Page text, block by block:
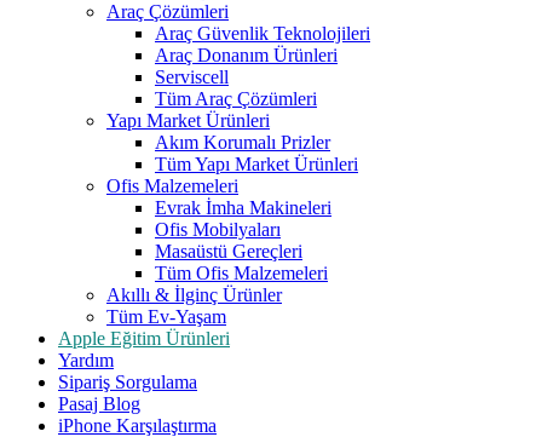
Araç Çözümleri
Araç Güvenlik Teknolojileri
Araç Donanım Ürünleri
Serviscell
Tüm Araç Çözümleri
Yapı Market Ürünleri
Akım Korumalı Prizler
Tüm Yapı Market Ürünleri
Ofis Malzemeleri
Evrak İmha Makineleri
Ofis Mobilyaları
Masaüstü Gereçleri
Tüm Ofis Malzemeleri
Akıllı & İlginç Ürünler
Tüm Ev-Yaşam
Apple Eğitim Ürünleri
Yardım
Sipariş Sorgulama
Pasaj Blog
iPhone Karşılaştırma